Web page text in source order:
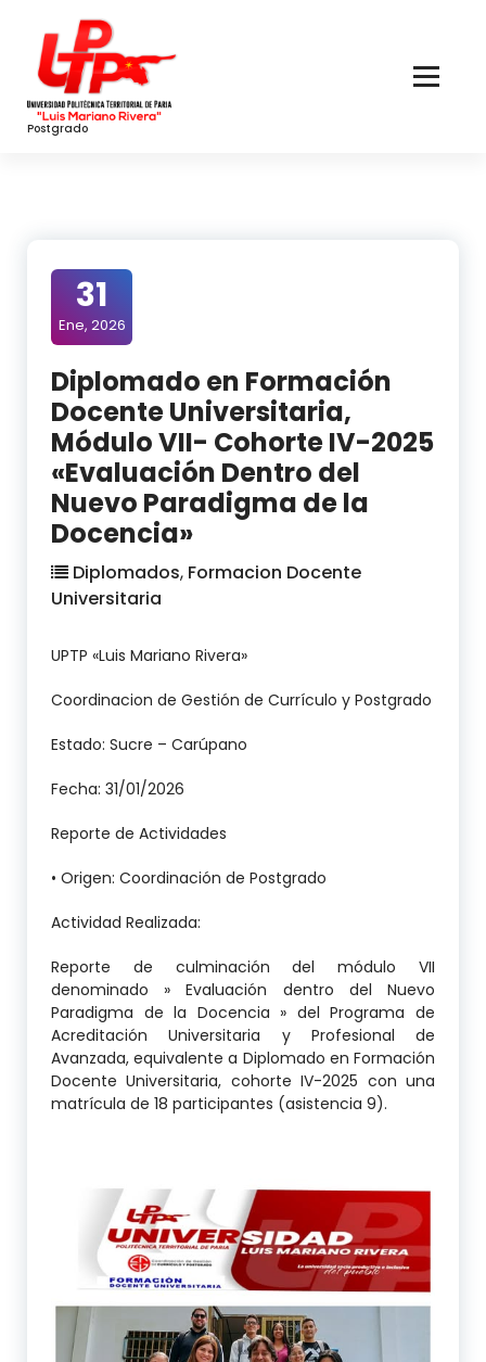
Content
Postgrado
31
Ene, 2026
Diplomado en Formación
Docente Universitaria,
Módulo VII- Cohorte IV-2025
«Evaluación Dentro del
Nuevo Paradigma de la
Docencia»
Diplomados, Formacion Docente
Universitaria
UPTP «Luis Mariano Rivera»
Coordinacion de Gestión de Currículo y Postgrado
Estado: Sucre – Carúpano
Fecha: 31/01/2026
Reporte de Actividades
• Origen: Coordinación de Postgrado
Actividad Realizada:
Reporte de culminación del módulo VII
denominado » Evaluación dentro del Nuevo
Paradigma de la Docencia » del Programa de
Acreditación Universitaria y Profesional de
Avanzada, equivalente a Diplomado en Formación
Docente Universitaria, cohorte IV-2025 con una
matrícula de 18 participantes (asistencia 9).